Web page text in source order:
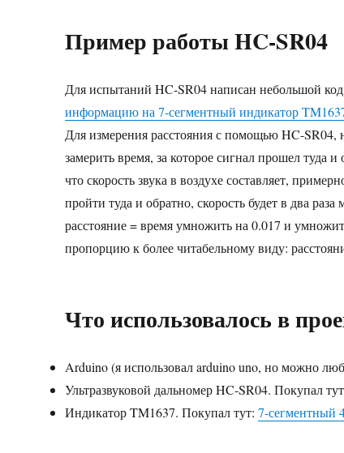
Пример работы HC-SR04
Для испытаний HC-SR04 написан небольшой
информацию на 7-сегментный индикатор
Для измерения расстояния с помощью HC-SR04,
замерить время, за которое сигнал прошел туда
что скорость звука в воздухе составляет,
пройти туда и обратно, скорость будет в два
расстояние = время умножить на 0.017 и
пропорцию к более читабельному виду:
Что использовалось в
Arduino (я использовал arduino uno, но можно
Ультразвуковой дальномер HC-SR04. Покупал
Индикатор TM1637. Покупал тут:7-сегментный